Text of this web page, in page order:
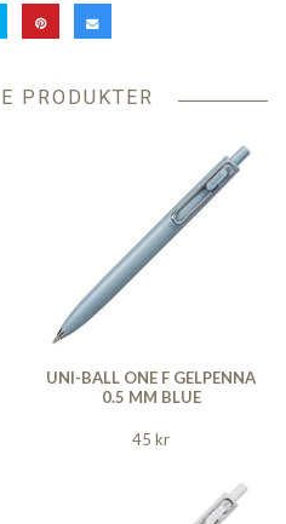
PRODUKTER
UNI-BALL ONE F GELPENNA
0.5 MM BLUE
45 kr